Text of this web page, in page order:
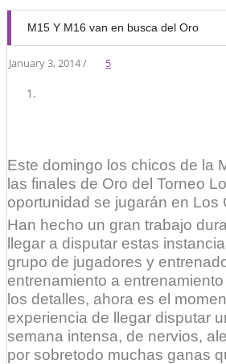
M15 Y M16 van en busca del Oro
January 3, 2014 / 5
Este domingo los chicos de la
las finales de Oro del Torneo
oportunidad se jugarán en Los
Han hecho un gran trabajo
llegar a disputar estas
grupo de jugadores y
entrenamiento a
los detalles, ahora es el
experiencia de llegar disputar
semana intensa, de nervios,
por sobretodo muchas ganas